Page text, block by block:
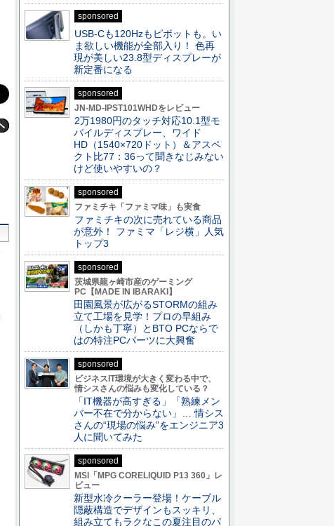
sponsored
USB-Cも120Hzもピボットも。い
ま欲しい機能が全部入り！ 色再
現が美しい23.8型ディスプレーが
新定番になる
sponsored
JN-MD-IPST101WHDをレビュー
2万1980円のタッチ対応10.1型モ
バイルディスプレー、ワイド
HD（1540×720ドット）＆アスペ
クト比77：36って聞きなじみない
けど使いやすいの？
sponsored
ファミチキ「ファミマ味」も実食
ファミチキの次に売れている商品
が意外！ ファミマ「レジ横」人気
トップ3
sponsored
茨城県龍ヶ崎市産のゲーミング
PC【MADE IN IBARAKI】
田園風景が広がるSTORMの組み
立て工場を見学！プロの早組み
（しかも丁寧）とBTO PCならで
はの特注PCパーツに大興奮
sponsored
ビジネスIT環境が大きく変わる中で、
情シスさんの悩みも変化している？
「IT機器が高すぎる」「熟練メン
バー不在で分からない」… 情シス
さんの“現場の悩み”をエンジニア3
人に聞いてみた
sponsored
MSI「MPG CORELIQUID P13 360」レ
ビュー
新型水冷クーラー登場！ケーブル
隠蔽構造でデザインもスッキリ、
組み立てもラクなこの夏注目のパ